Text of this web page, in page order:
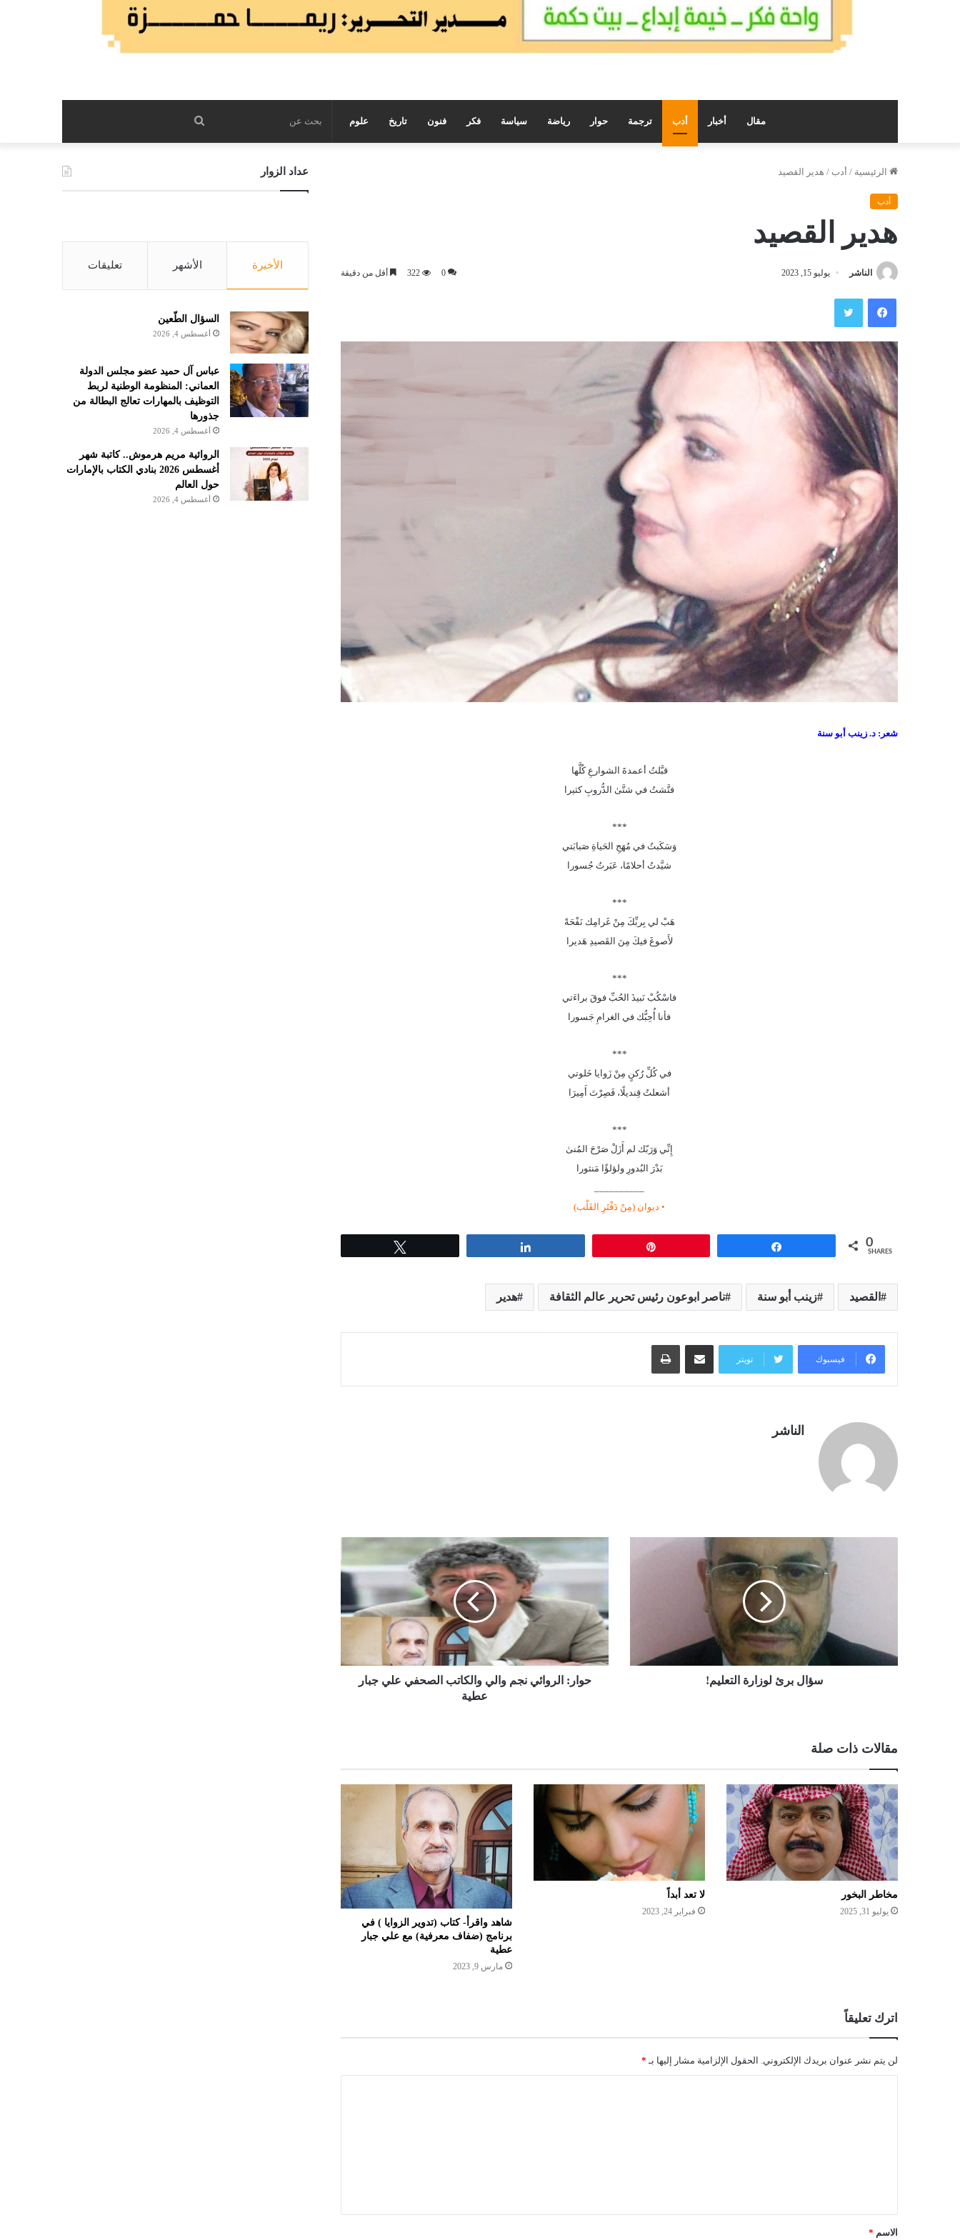
مقال أخبار أدب ترجمة حوار رياضة سياسة فكر فنون تاريخ علوم بحث
الرئيسية / أدب / هدير القصيد
أدب
هدير القصيد
الناشر يوليو 15, 2023 0
322 أقل من دقيقة
فيسبوك تويتر
شعر: د. زينب أبو سنة
قبَّلتُ أعمدةَ الشوارعِ كُلَّها
فتَّشتُ في شتَّىٰ الدُّروبِ كثيرا
***
وَسَكَبتُ في مُهَجِ الحَياةِ صَبابَتي
شيَّدتُ أحلامًا، عَبَرتُ جُسورا
***
هَبْ لي بِربِّكَ مِنْ غَرامِك نَفْحَةً
لأَصوغَ فيكَ مِنَ القَصيدِ هَديرا
***
فاسْكُبْ نَبيذَ الحُبِّ فوقَ براءَتي
فأنا أُحِبُّك في الغرامِ جَسورا
***
في كُلِّ رُكنٍ مِنْ زَوايا خَلوتي
أشعلتُ قِنديلًا، فَصِرْتَ أَمِيرَا
***
إِنِّي وَرَبّك لم أَزَلْ صَرْحَ المُنىٰ
بَدْرَ البُدورِ ولؤلؤًا مَنثورا
• ديوان (مِنْ دَفْتَرِ القَلْب)
0
SHARES
القصيد زينب أبو سنة ناصر ابوعون رئيس تحرير عالم الثقافة هدير
فيسبوك تويتر
مشاركة عبر البريد طباعة
الناشر
سؤال برئ لوزارة التعليم!
حوار: الروائي نجم والي والكاتب الصحفي علي جبار
عطية
مقالات ذات صلة
مخاطر البخور
يوليو 31, 2025
لا تعد أبداً
فبراير 24, 2023
شاهد واقرأ- كتاب (تدوير الزوايا ) في
برنامج (ضفاف معرفية) مع علي جبار
عطية
مارس 9, 2023
اترك تعليقاً
لن يتم نشر عنوان بريدك الإلكتروني. الحقول الإلزامية مشار إليها بـ *
ق
*
الاسم *
عداد الزوار
الأخيرة الأشهر تعليقات
السؤال الطّعين
أغسطس 4, 2026
عباس آل حميد عضو مجلس الدولة
العماني: المنظومة الوطنية لربط
التوظيف بالمهارات تعالج البطالة من
جذورها
أغسطس 4, 2026
الروائية مريم هرموش.. كاتبة شهر
أغسطس 2026 بنادي الكتاب بالإمارات
حول العالم
أغسطس 4, 2026